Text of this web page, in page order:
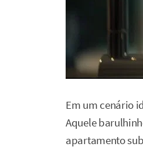
Em um cenário
Aquele
apartamento